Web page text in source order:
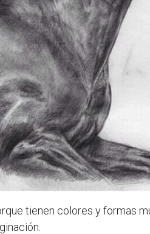
tienen colores y formas